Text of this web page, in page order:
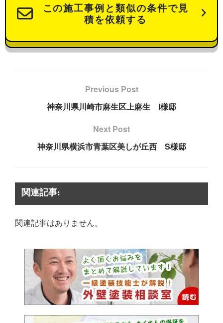
この施工事例と類似の条件で見
積を依頼する
Previous Post
神奈川県川崎市麻生区上麻生 I様邸
Next Post
神奈川県横浜市青葉区美しが丘西 S様邸
関連記事:
関連記事はありません。